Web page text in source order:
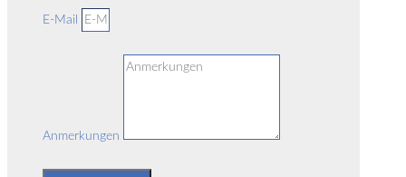
E-Mail
Anmerkungen